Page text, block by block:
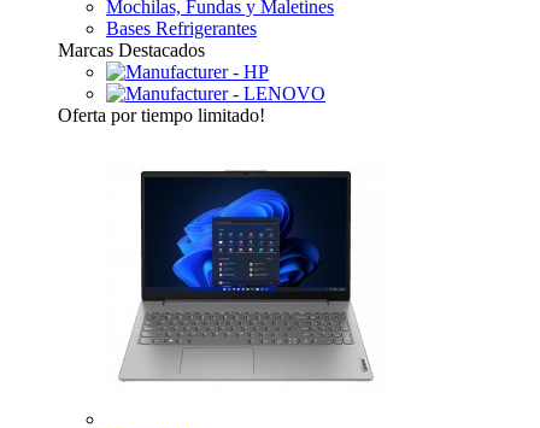
Mochilas, Fundas y Maletines
Bases Refrigerantes
Marcas Destacados
Oferta por tiempo limitado!